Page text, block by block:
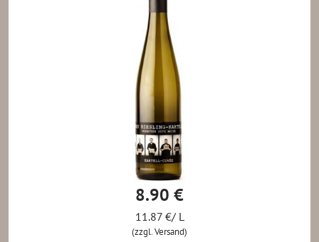
8.90 €
11.87 €/ L
(zzgl. Versand)